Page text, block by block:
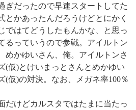
ぎだったので早速スタートしてた
とかあったんだろうけどとにかく
ではてどうしたもんかな、と思っ
るっていうので参戦。アイルトン
めかゆいさん、俺。アイルトンさ
(仮)とけいまっとさんとめかゆい
(仮)の対決。なお、メガネ率100％
だけどカルスタではたまに当たっ